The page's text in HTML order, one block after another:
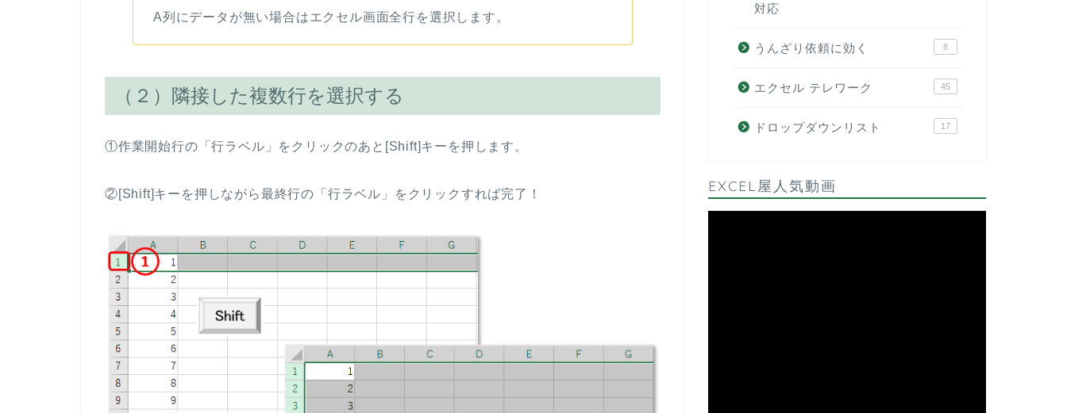
A列にデータが無い場合はエクセル画面全行を選択します。
（２）隣接した複数行を選択する
①作業開始行の「行ラベル」をクリックのあと[Shift]キーを押します。
②[Shift]キーを押しながら最終行の「行ラベル」をクリックすれば完了！
対応
うんざり依頼に効く 8
エクセル テレワーク 45
ドロップダウンリスト 17
EXCEL屋人気動画